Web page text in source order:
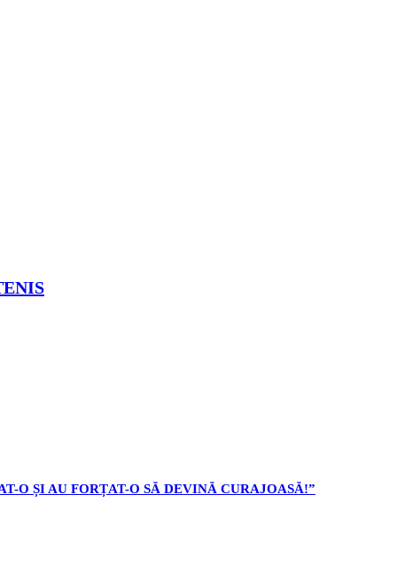
O ȘI AU FORȚAT-O SĂ DEVINĂ CURAJOASĂ!”